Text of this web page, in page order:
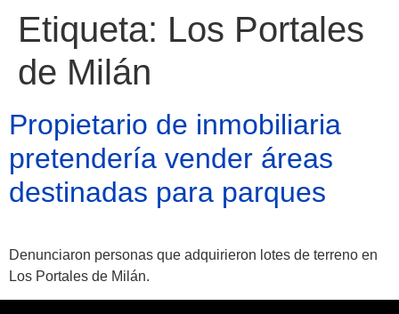
Atractivos
Etiqueta: Los Portales
de Milán
Propietario de inmobiliaria
pretendería vender áreas
destinadas para parques
Denunciaron personas que adquirieron lotes de terreno en
Los Portales de Milán.